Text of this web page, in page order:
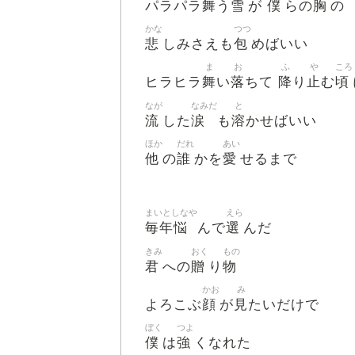
パラパラ 舞 う 雪 が 僕 らの胸 の
悲
かな
しみさえも包
つつ
めばいい
ヒラヒラ 舞
ま
い落
お
ちて 降
ふ
り 止
や
む頃
ころ
流
なが
した涙
なみだ
も溶
と
かせばいい
他
ほか
の誰
だれ
かを愛
あい
せるまで
毎年悩
まいとしなや
んで選
えら
んだ
君
きみ
への贈
おく
り 物
もの
よろこぶ顔
かお
が 見
み
たいだけで
僕
ぼく
は強
つよ
くなれた